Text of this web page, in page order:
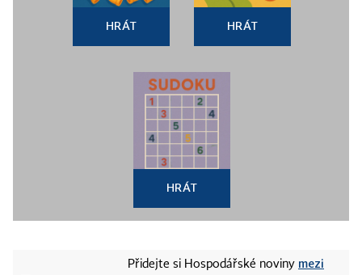
HRÁT HRÁT
HRÁT
Přidejte si Hospodářské noviny mezi